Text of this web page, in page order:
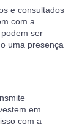
e consultados
com a
ser
uma presença
em
com a